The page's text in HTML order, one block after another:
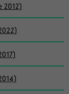
2012)